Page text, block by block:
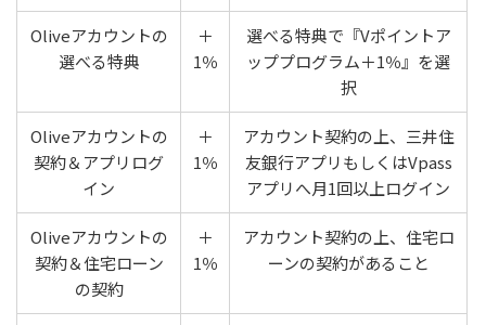
Oliveアカウントの
選べる特典
＋
1％
選べる特典で『Vポイントア
ッププログラム＋1％』を選
択
Oliveアカウントの
契約＆アプリログ
イン
＋
1％
アカウント契約の上、三井住
友銀行アプリもしくはVpass
アプリへ月1回以上ログイン
Oliveアカウントの
契約＆住宅ローン
の契約
＋
1％
アカウント契約の上、住宅ロ
ーンの契約があること